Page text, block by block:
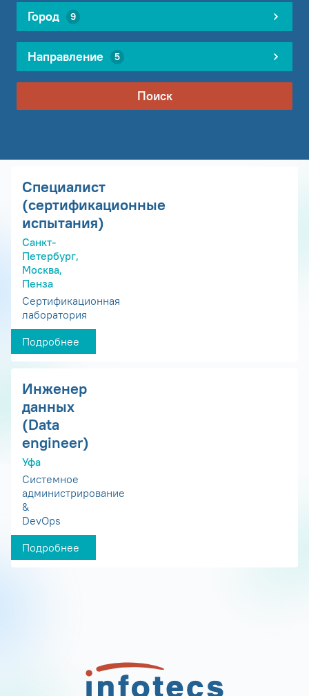
Город 9
Направление 5
Поиск
Специалист
(сертификационные
испытания)
Санкт-
Петербург,
Москва,
Пенза
Сертификационная
лаборатория
Подробнее
Инженер
данных
(Data
engineer)
Уфа
Системное
администрирование
&
DevOps
Подробнее